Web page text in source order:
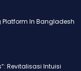
Platform In Bangladesh
Revitalisasi Intuisi